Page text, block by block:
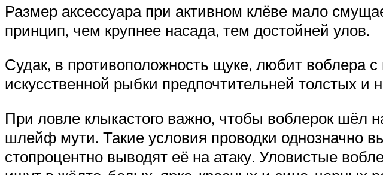
Размер аксессуара при активном клёве мало
принцип, чем крупнее насада, тем достойней улов.
Судак, в противоположность щуке, любит воблера
искусственной рыбки предпочтительней толстых
При ловле клыкастого важно, чтобы воблерок шёл
шлейф мути. Такие условия проводки однозначно
стопроцентно выводят её на атаку. Уловистые